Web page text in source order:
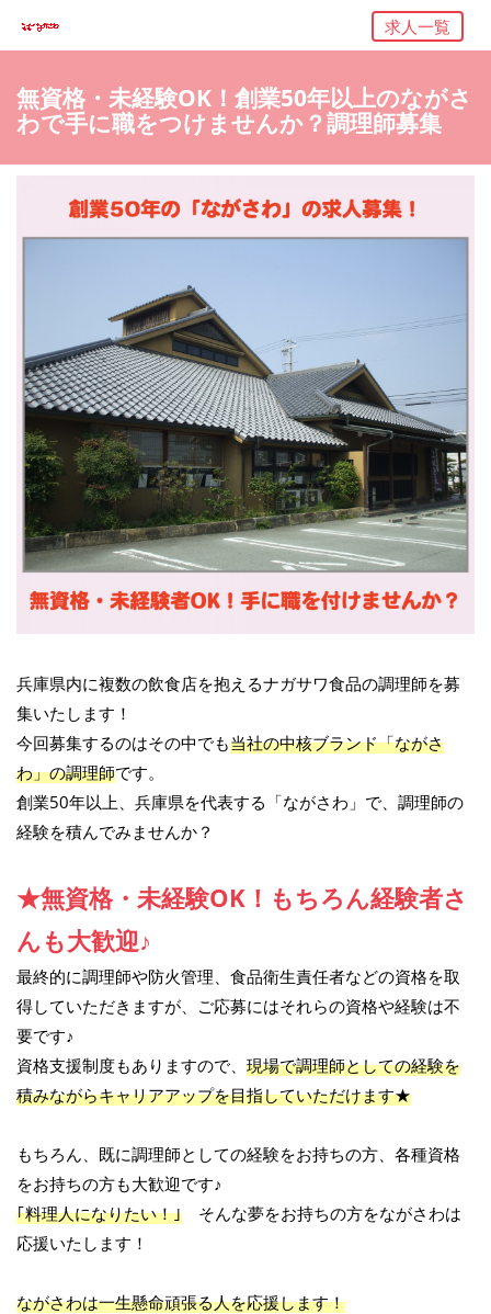
求人一覧
無資格・未経験OK！創業50年以上のながさ
わで手に職をつけませんか？調理師募集
兵庫県内に複数の飲食店を抱えるナガサワ食品の調理師を募
集いたします！
今回募集するのはその中でも当社の中核ブランド「ながさ
わ」の調理師です。
創業50年以上、兵庫県を代表する「ながさわ」で、調理師の
経験を積んでみませんか？
★無資格・未経験OK！もちろん経験者さ
んも大歓迎♪
最終的に調理師や防火管理、食品衛生責任者などの資格を取
得していただきますが、ご応募にはそれらの資格や経験は不
要です♪
資格支援制度もありますので、 現場で調理師としての経験を
積みながらキャリアアップを目指していただけます★
もちろん、既に調理師としての経験をお持ちの方、各種資格
をお持ちの方も大歓迎です♪
｢料理人になりたい！｣ そんな夢をお持ちの方をながさわは
応援いたします！
ながさわは一生懸命頑張る人を応援します！